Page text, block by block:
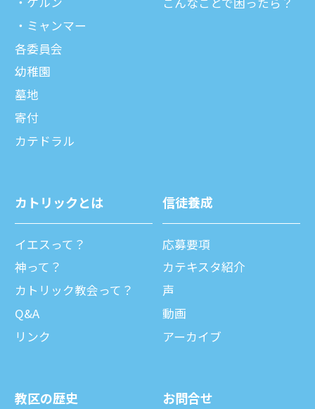
ミャンマー
各委員会
幼稚園
墓地
寄付
カテドラル
カトリックとは
イエスって？
神って？
カトリック教会って？
Q&A
リンク
信徒養成
応募要項
カテキスタ紹介
声
動画
アーカイブ
教区の歴史 お問合せ